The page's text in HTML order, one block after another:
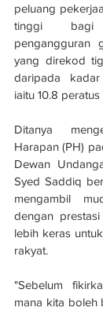
peluang
tinggi bagi
pengangguran
yang direkod
daripada
iaitu 10.8
Ditanya
Harapan (PH)
Dewan
Syed Saddiq
mengambil
dengan
lebih keras
rakyat.
"Sebelum
mana kita boleh